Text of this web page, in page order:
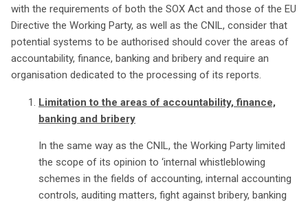
with the requirements of both the SOX Act and those of the EU
Directive the Working Party, as well as the CNIL, consider that
potential systems to be authorised should cover the areas of
accountability, finance, banking and bribery and require an
organisation dedicated to the processing of its reports.
Limitation to the areas of accountability, finance,
banking and bribery
In the same way as the CNIL, the Working Party limited
the scope of its opinion to ‘internal whistleblowing
schemes in the fields of accounting, internal accounting
controls, auditing matters, fight against bribery, banking